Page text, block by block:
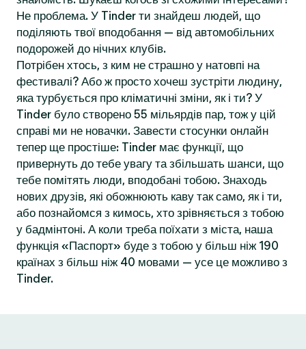
Не проблема. У Tinder ти знайдеш людей, що
поділяють твої вподобання — від автомобільних
подорожей до нічних клубів.
Потрібен хтось, з ким не страшно у натовпі на
фестивалі? Або ж просто хочеш зустріти людину,
яка турбується про кліматичні зміни, як і ти? У
Tinder було створено 55 мільярдів пар, тож у цій
справі ми не новачки. Завести стосунки онлайн
тепер ще простіше: Tinder має функції, що
привернуть до тебе увагу та збільшать шанси, що
тебе помітять люди, вподобані тобою. Знаходь
нових друзів, які обожнюють каву так само, як і ти,
або познайомся з кимось, хто зрівняється з тобою
у бадмінтоні. А коли треба поїхати з міста, наша
функція «Паспорт» буде з тобою у більш ніж 190
країнах з більш ніж 40 мовами — усе це можливо з
Tinder.